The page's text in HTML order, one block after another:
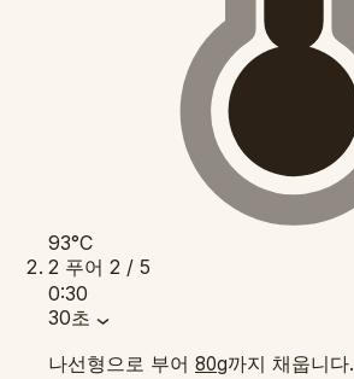
93°C
2 푸어 2 / 5
0:30
30초
나선형으로 부어 80g까지 채웁니다.